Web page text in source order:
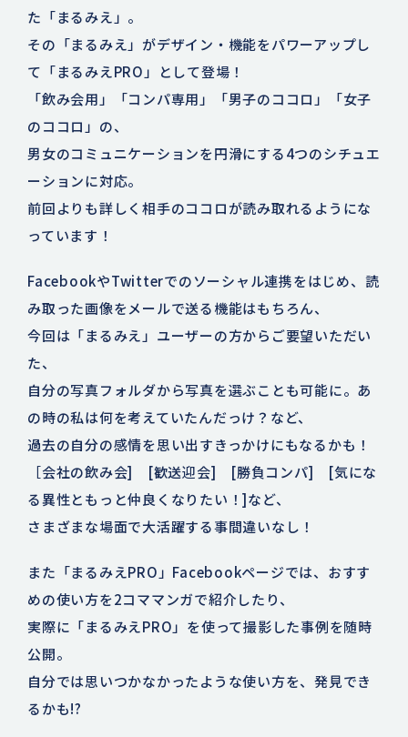
た「まるみえ」。
その「まるみえ」がデザイン・機能をパワーアップし
て「まるみえPRO」として登場！
「飲み会用」「コンパ専用」「男子のココロ」「女子
のココロ」の、
男女のコミュニケーションを円滑にする4つのシチュエ
ーションに対応。
前回よりも詳しく相手のココロが読み取れるようにな
っています！
FacebookやTwitterでのソーシャル連携をはじめ、読
み取った画像をメールで送る機能はもちろん、
今回は「まるみえ」ユーザーの方からご要望いただい
た、
自分の写真フォルダから写真を選ぶことも可能に。あ
の時の私は何を考えていたんだっけ？など、
過去の自分の感情を思い出すきっかけにもなるかも！
［会社の飲み会] [歓送迎会] [勝負コンパ] [気にな
る異性ともっと仲良くなりたい！]など、
さまざまな場面で大活躍する事間違いなし！
また「まるみえPRO」Facebookページでは、おすす
めの使い方を2コママンガで紹介したり、
実際に「まるみえPRO」を使って撮影した事例を随時
公開。
自分では思いつかなかったような使い方を、発見でき
るかも!?